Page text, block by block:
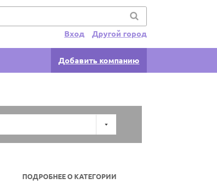
Другой город
Вход
Добавить компанию
ПОДРОБНЕЕ О КАТЕГОРИИ